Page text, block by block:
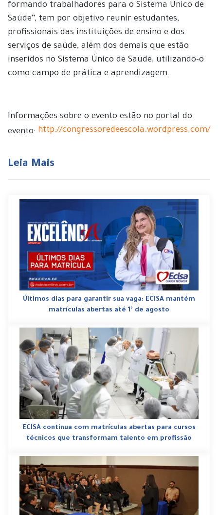
formando trabalhadores para o Sistema Único de
Saúde”, tem por objetivo reunir estudantes,
profissionais das instituições de ensino e dos
serviços de saúde, além dos demais que estão
inseridos no Sistema Único de Saúde, utilizando-o
como campo de prática e aprendizagem.
Informações sobre o evento estão no portal do
evento: http://congressoredeescola.wordpress.com/
Leia Mais
Últimos dias para garantir sua vaga: ECISA mantém
matrículas abertas até 1º de agosto
ECISA continua com matrículas abertas para cursos
técnicos que transformam talento em profissão